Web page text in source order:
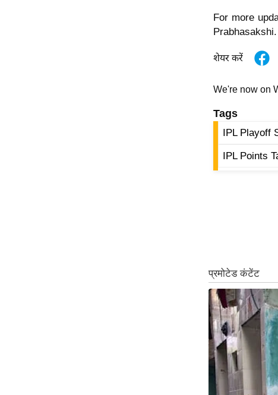
For more
Prabhasakshi.
शेयर करें
We're now on
Tags
IPL Playoff
IPL Points